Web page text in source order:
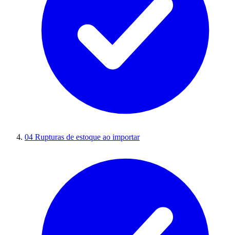
04 Rupturas de estoque ao importar